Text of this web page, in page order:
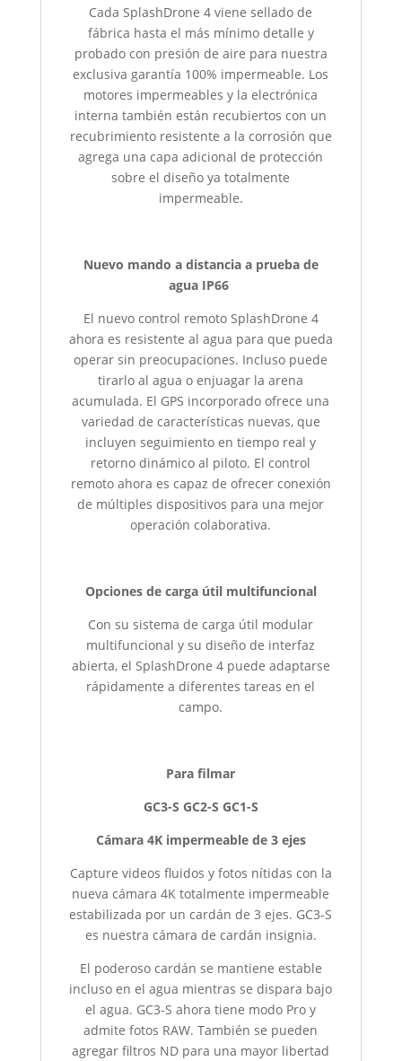
Cada SplashDrone 4 viene sellado de
fábrica hasta el más mínimo detalle y
probado con presión de aire para nuestra
exclusiva garantía 100% impermeable. Los
motores impermeables y la electrónica
interna también están recubiertos con un
recubrimiento resistente a la corrosión que
agrega una capa adicional de protección
sobre el diseño ya totalmente
impermeable.
Nuevo mando a distancia a prueba de
agua IP66
El nuevo control remoto SplashDrone 4
ahora es resistente al agua para que pueda
operar sin preocupaciones. Incluso puede
tirarlo al agua o enjuagar la arena
acumulada. El GPS incorporado ofrece una
variedad de características nuevas, que
incluyen seguimiento en tiempo real y
retorno dinámico al piloto. El control
remoto ahora es capaz de ofrecer conexión
de múltiples dispositivos para una mejor
operación colaborativa.
Opciones de carga útil multifuncional
Con su sistema de carga útil modular
multifuncional y su diseño de interfaz
abierta, el SplashDrone 4 puede adaptarse
rápidamente a diferentes tareas en el
campo.
Para filmar
GC3-S GC2-S GC1-S
Cámara 4K impermeable de 3 ejes
Capture videos fluidos y fotos nítidas con la
nueva cámara 4K totalmente impermeable
estabilizada por un cardán de 3 ejes. GC3-S
es nuestra cámara de cardán insignia.
El poderoso cardán se mantiene estable
incluso en el agua mientras se dispara bajo
el agua. GC3-S ahora tiene modo Pro y
admite fotos RAW. También se pueden
agregar filtros ND para una mayor libertad